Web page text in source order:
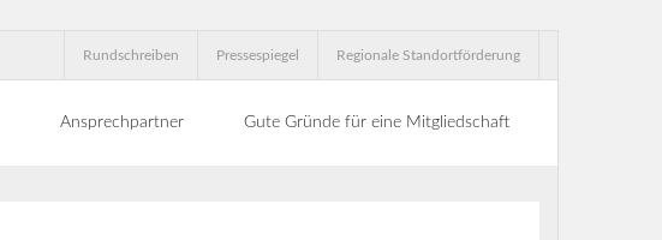
Rundschreiben Pressespiegel Regionale Standortförderung
Ansprechpartner Gute Gründe für eine Mitgliedschaft